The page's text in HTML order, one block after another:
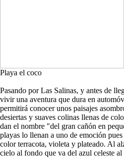
Playa el coco
Pasando por Las Salinas, y antes de
vivir una aventura que dura en
permitirá conocer unos paisajes
desiertas y suaves colinas llenas de
dan el nombre "del gran cañón en
playas lo llenan a uno de emoción
color terracota, violeta y plateado. Al
cielo al fondo que va del azul celeste